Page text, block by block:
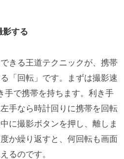
影する
きる王道テクニックが、携帯
「回転」です。まずは撮影速
手で携帯を持ちます。利き手
手なら時計回りに携帯を回転
に撮影ボタンを押し、離しま
か繰り返すと、何回転も画面
るのです。